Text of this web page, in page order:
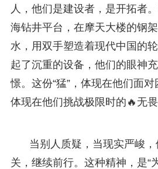
人，他们是建设者，是开拓者
海钻井平台，在摩天大楼的钢
水，用双手塑造着现代中国的
起了沉重的设备，他们的眼神
憬。这份“猛”，体现在他们面对
体现在他们挑战极限时的🔥无畏
当别人质疑，当现实严峻
关，继续前行。这种精神，是“